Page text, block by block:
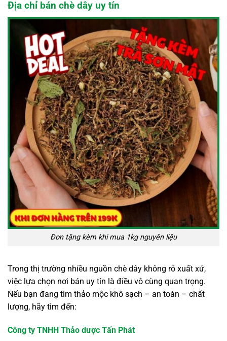
Địa chỉ bán chè dây uy tín
Đơn tặng kèm khi mua 1kg nguyên liệu
Trong thị trường nhiều nguồn chè dây không rõ xuất xứ,
việc lựa chọn nơi bán uy tín là điều vô cùng quan trọng.
Nếu bạn đang tìm thảo mộc khô sạch – an toàn – chất
lượng, hãy tìm đến:
Công ty TNHH Thảo dược Tấn Phát